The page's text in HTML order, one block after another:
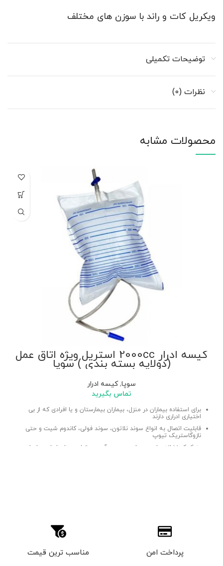
ویکریل کات و راند با سوزن های مختلف
توضیحات تکمیلی
نظرات (0)
محصولات مشابه
کیسه ادرار 2000cc استریل ویژه اتاق عمل
(دولایه بسته بندی ) سوپا
سوپا,کیسه ادرار
تماس بگیرید
برای استفاده بیماران در منزل، بیماران بیمارستان و یا افرادی که از بی
اختیاری ادراری دارند
قابلیت اتصال به انواع سوند نلاتون، سوند فولی، کاندوم شیت و حتی
نازوگاستریک تیوپ
به کمک نشانه های درج شده بر روی آن می توان میزان ادرار بیمار را
پرداخت امن مناسب ترین قیمت